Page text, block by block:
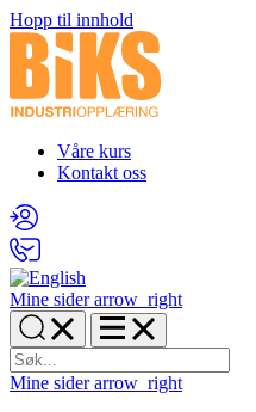
Hopp til innhold
Våre kurs
Kontakt oss
Mine sider arrow_right
Mine sider arrow_right